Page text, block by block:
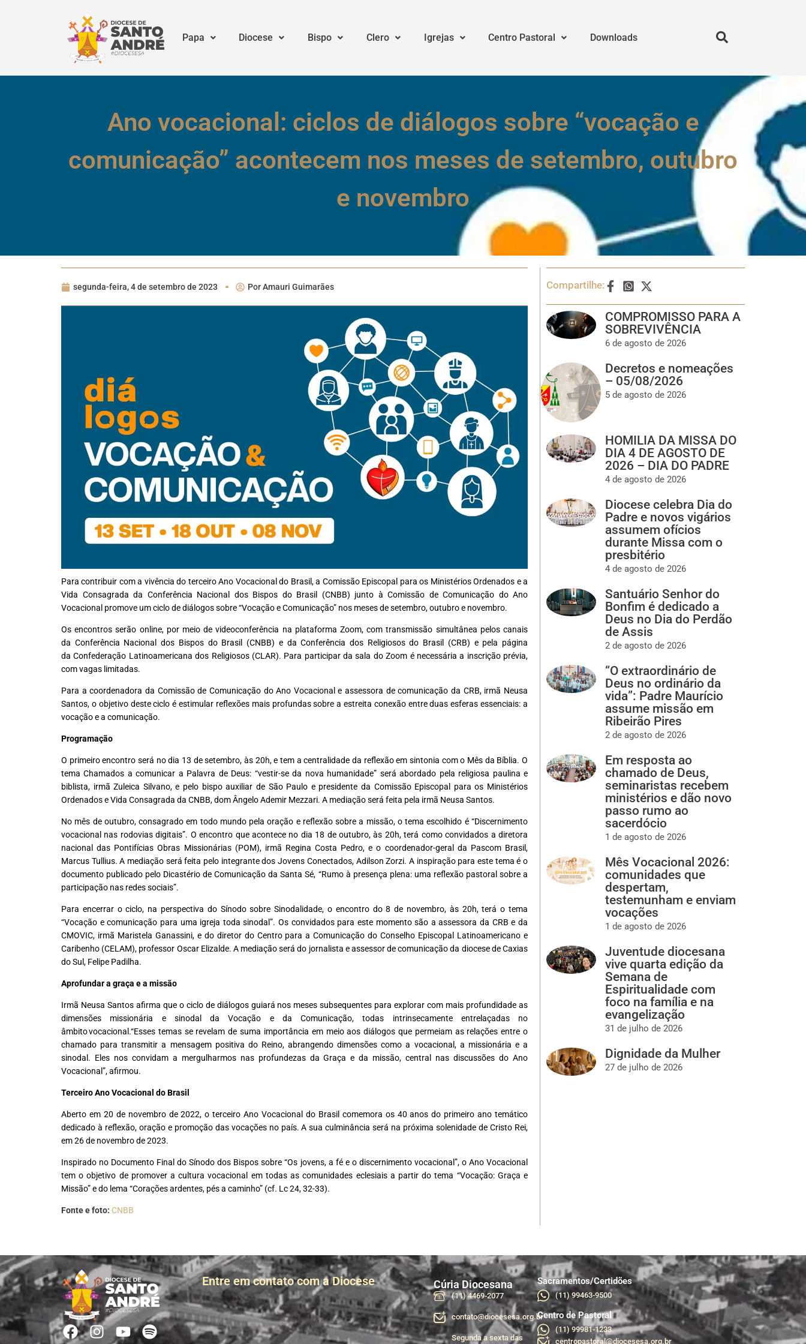
Papa Diocese Bispo Clero Igrejas Centro Pastoral Downloads
Ano vocacional: ciclos de diálogos sobre “vocação e
comunicação” acontecem nos meses de setembro, outubro
e novembro
segunda-feira, 4 de setembro de 2023 PorAmauri Guimarães
Para contribuir com a vivência do terceiroAno Vocacional do Brasil, a Comissão Episcopal para os Ministérios Ordenados e a
Vida Consagrada da Conferência Nacional dos Bispos do Brasil (CNBB) junto à Comissão de Comunicação do Ano
Vocacional promove um ciclo de diálogos sobre “Vocação e Comunicação” nos meses de setembro, outubro e novembro.
Os encontros serão online, por meio de videoconferência na plataforma Zoom, com transmissão simultânea pelos canais
da Conferência Nacional dos Bispos do Brasil (CNBB) e daConferência dos Religiosos do Brasil (CRB) e pela página
daConfederação Latinoamericana dos Religiosos (CLAR). Para participar da sala do Zoom é necessária a inscrição prévia,
com vagas limitadas.
Para a coordenadora da Comissão de Comunicação do Ano Vocacional e assessora de comunicação da CRB, irmã Neusa
Santos, o objetivo deste ciclo é estimular reflexões mais profundas sobre a estreita conexão entre duas esferas essenciais: a
vocação e a comunicação.
Programação
O primeiro encontro será no dia 13 de setembro, às 20h, e tem a centralidade da reflexão em sintonia com o Mês da Bíblia. O
tema Chamados a comunicar a Palavra de Deus: “vestir-se da nova humanidade” será abordado pela religiosa paulina e
biblista, irmã Zuleica Silvano, e pelo bispo auxiliar de São Paulo e presidente da Comissão Episcopal para os Ministérios
Ordenados e Vida Consagrada da CNBB, dom Ângelo Ademir Mezzari. A mediação será feita pela irmã Neusa Santos.
No mês de outubro, consagrado em todo mundo pela oração e reflexão sobre a missão, o tema escolhido é “Discernimento
vocacional nas rodovias digitais”. O encontro que acontece no dia 18 de outubro, às 20h, terá como convidados a diretora
nacional das Pontifícias Obras Missionárias (POM), irmã Regina Costa Pedro, e o coordenador-geral da Pascom Brasil,
Marcus Tullius. A mediação será feita pelo integrante dos Jovens Conectados, Adilson Zorzi. A inspiração para este tema é o
documento publicado pelo Dicastério de Comunicação da Santa Sé, “Rumo à presença plena: uma reflexão pastoral sobre a
participação nas redes sociais”.
Para encerrar o ciclo, na perspectiva do Sínodo sobre Sinodalidade, o encontro do 8 de novembro, às 20h, terá o tema
“Vocação e comunicação para uma igreja toda sinodal”. Os convidados para este momento são a assessora da CRB e da
CMOVIC, irmã Maristela Ganassini, e do diretor do Centro para a Comunicação do Conselho Episcopal Latinoamericano e
Caribenho (CELAM), professor Oscar Elizalde. A mediação será do jornalista e assessor de comunicação da diocese de Caxias
do Sul, Felipe Padilha.
Aprofundar a graça e a missão
Irmã Neusa Santos afirma que o ciclo de diálogos guiará nos meses subsequentes para explorar com mais profundidade as
dimensões missionária e sinodal da Vocação e da Comunicação, todas intrinsecamente entrelaçadas no
âmbito vocacional.“Esses temas se revelam de suma importância em meio aos diálogos que permeiam as relações entre o
chamado para transmitir a mensagem positiva do Reino, abrangendo dimensões como a vocacional, a missionária e a
sinodal. Eles nos convidam a mergulharmos nas profundezas da Graça e da missão, central nas discussões do Ano
Vocacional”, afirmou.
Terceiro Ano Vocacional do Brasil
Aberto em 20 de novembro de 2022, o terceiro Ano Vocacional do Brasil comemora os 40 anos do primeiro ano temático
dedicado à reflexão, oração e promoção das vocações no país. A sua culminância será na próxima solenidade de Cristo Rei,
em 26 de novembro de 2023.
Inspirado no Documento Final do Sínodo dos Bispos sobre “Os jovens, a fé e o discernimento vocacional”, o Ano Vocacional
tem o objetivo de promover a cultura vocacional em todas as comunidades eclesiais a partir do tema “Vocação: Graça e
Missão” e do lema “Corações ardentes, pés a caminho” (cf. Lc 24, 32-33).
Fonte e foto: CNBB
Compartilhe:
COMPROMISSO PARA A
SOBREVIVÊNCIA
6 de agosto de 2026
Decretos e nomeações
– 05/08/2026
5 de agosto de 2026
HOMILIA DA MISSA DO
DIA 4 DE AGOSTO DE
2026 – DIA DO PADRE
4 de agosto de 2026
Diocese celebra Dia do
Padre e novos vigários
assumem ofícios
durante Missa com o
presbitério
4 de agosto de 2026
Santuário Senhor do
Bonfim é dedicado a
Deus no Dia do Perdão
de Assis
2 de agosto de 2026
“O extraordinário de
Deus no ordinário da
vida”: Padre Maurício
assume missão em
Ribeirão Pires
2 de agosto de 2026
Em resposta ao
chamado de Deus,
seminaristas recebem
ministérios e dão novo
passo rumo ao
sacerdócio
1 de agosto de 2026
Mês Vocacional 2026:
comunidades que
despertam,
testemunham e enviam
vocações
1 de agosto de 2026
Juventude diocesana
vive quarta edição da
Semana de
Espiritualidade com
foco na família e na
evangelização
31 de julho de 2026
Dignidade da Mulher
27 de julho de 2026
Entre em contato com a Diocese Cúria Diocesana
(11) 4469-2077
contato@diocesesa.org.br
Segunda a sexta das
Sacramentos/Certidões
(11) 99463-9500
Centro de Pastoral
(11) 99981-1233
centropastoral@diocesesa.org.br